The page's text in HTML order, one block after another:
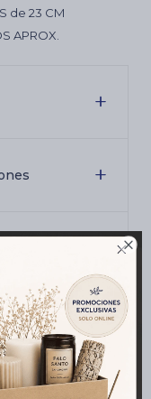

de 23 CM
APROX.
interesar